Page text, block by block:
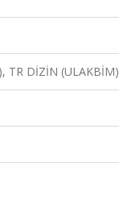
TR DİZİN (ULAKBİM)